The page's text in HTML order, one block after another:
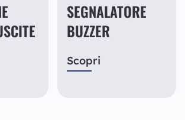
SEGNALATORE
BUZZER
Scopri